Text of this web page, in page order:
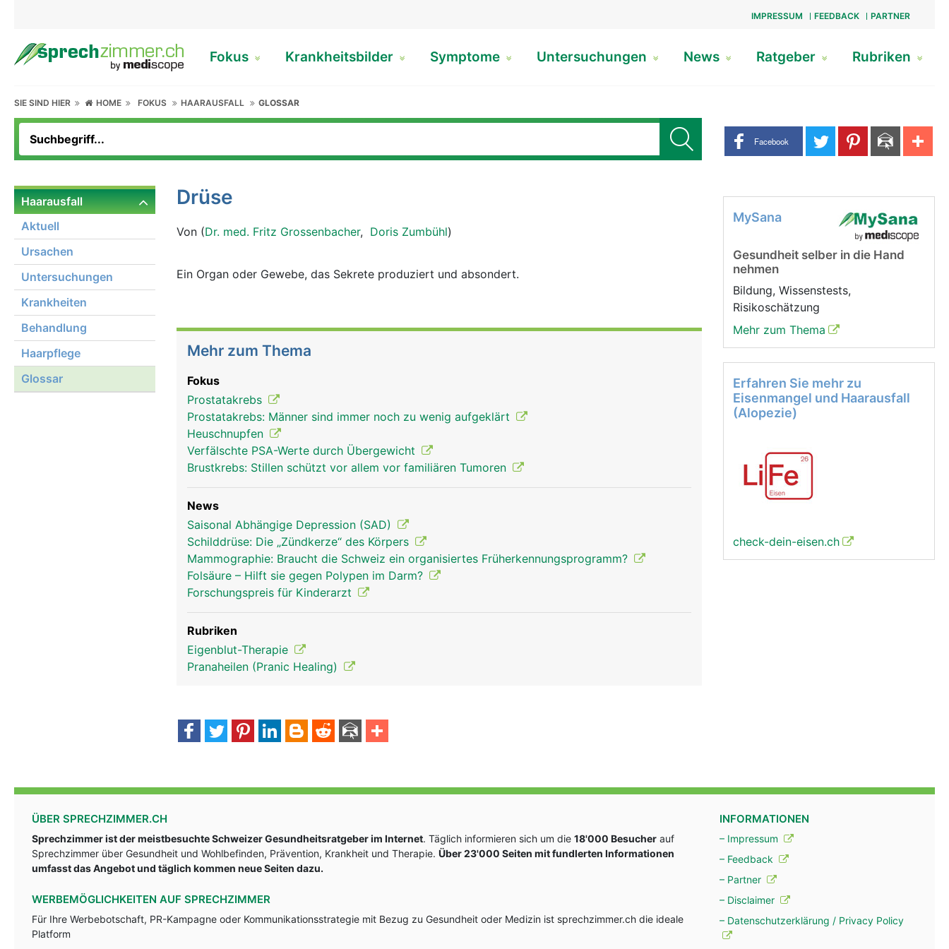
IMPRESSUM FEEDBACK PARTNER
Fokus Krankheitsbilder Symptome Untersuchungen News Ratgeber Rubriken
SIE SIND HIER HOME FOKUS HAARAUSFALL GLOSSAR
Share buttons
Facebook
Haarausfall
Aktuell
Ursachen
Untersuchungen
Krankheiten
Behandlung
Haarpflege
Glossar
Drüse
Von (Dr. med. Fritz Grossenbacher, Doris Zumbühl)
Ein Organ oder Gewebe, das Sekrete produziert und absondert.
Mehr zum Thema
Fokus
Prostatakrebs
Prostatakrebs: Männer sind immer noch zu wenig aufgeklärt
Heuschnupfen
Verfälschte PSA-Werte durch Übergewicht
Brustkrebs: Stillen schützt vor allem vor familiären Tumoren
News
Saisonal Abhängige Depression (SAD)
Schilddrüse: Die „Zündkerze“ des Körpers
Mammographie: Braucht die Schweiz ein organisiertes Früherkennungsprogramm?
Folsäure – Hilft sie gegen Polypen im Darm?
Forschungspreis für Kinderarzt
Rubriken
Eigenblut-Therapie
Pranaheilen (Pranic Healing)
MySana
Gesundheit selber in die Hand
nehmen
Bildung, Wissenstests,
Risikoschätzung
Mehr zum Thema
Erfahren Sie mehr zu
Eisenmangel und Haarausfall
(Alopezie)
check-dein-eisen.ch
ÜBER SPRECHZIMMER.CH
Sprechzimmer ist der meistbesuchte Schweizer Gesundheitsratgeber im Internet. Täglich informieren sich um die 18'000 Besucher auf
Sprechzimmer über Gesundheit und Wohlbefinden, Prävention, Krankheit und Therapie. Über 23'000 Seiten mit fundlerten Informationen
umfasst das Angebot und täglich kommen neue Seiten dazu.
WERBEMÖGLICHKEITEN AUF SPRECHZIMMER
Für Ihre Werbebotschaft, PR-Kampagne oder Kommunikationsstrategie mit Bezug zu Gesundheit oder Medizin ist sprechzimmer.ch die ideale
Platform
INFORMATIONEN
– Impressum
– Feedback
– Partner
– Disclaimer
– Datenschutzerklärung / Privacy Policy